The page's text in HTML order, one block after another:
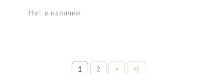
Нет в наличии
1 2 > >|